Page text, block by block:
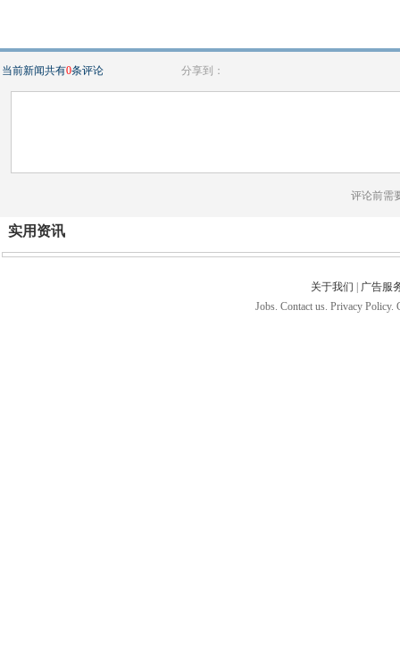
当前新闻共有0条评论 分享到：
评论前需
实用资讯
关于我们
广告服
Jobs. Contact us. Privacy